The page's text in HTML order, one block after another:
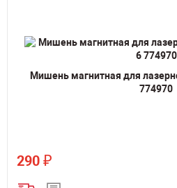
Мишень магнитная для
774970
290 ₽